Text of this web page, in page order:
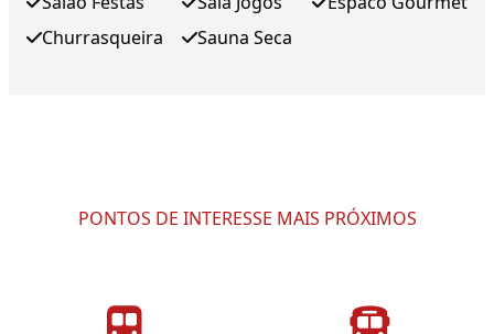
Churrasqueira
Sauna Seca
PONTOS DE INTERESSE MAIS PRÓXIMOS